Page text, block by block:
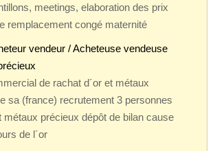
meetings, elaboration des prix
remplacement congé maternité
vendeur / Acheteuse vendeuse
de rachat d´or et métaux
sa (france) recrutement 3 personnes
métaux précieux dépôt de bilan cause
de l´or